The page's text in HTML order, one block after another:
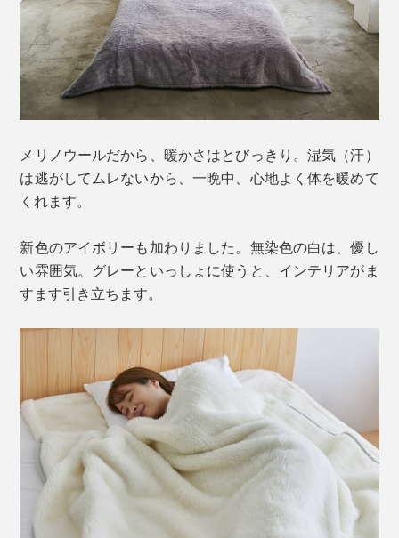
メリノウールだから、暖かさはとびっきり。湿気（汗）
は逃がしてムレないから、一晩中、心地よく体を暖めて
くれます。
新色のアイボリーも加わりました。無染色の白は、優し
い雰囲気。グレーといっしょに使うと、インテリアがま
すます引き立ちます。